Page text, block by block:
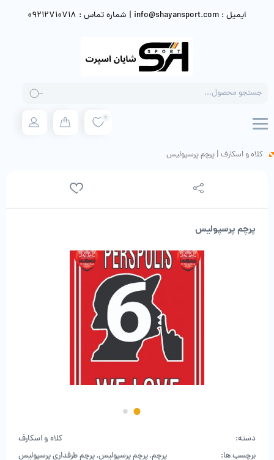
ایمیل : info@shayansport.com | شماره تماس : 09212710718
search
0
کلاه و اسکارف | پرچم پرسپولیس
پرچم پرسپولیس
دسته:
کلاه و اسکارف
برچسب ها:
پرچم,پرچم پرسپولیس,پرچم طرفداری پرسپولیس